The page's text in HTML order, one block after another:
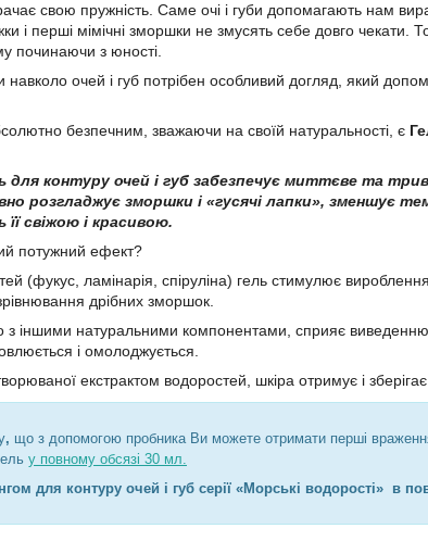
свою пружність. Саме очі і губи допомагають нам
і перші мімічні зморшки не змусять себе довго
починаючи з юності.
навколо очей і губ потрібен особливий догляд, який
безпечним, зважаючи на своїй натуральності, є
для контуру очей і губ забезпечує миттєве та
розгладжує зморшки і «гусячі лапки», зменшує
свіжою і красивою.
потужний ефект?
(фукус, ламінарія, спіруліна) гель стимулює
дрібних зморшок.
з іншими натуральними компонентами, сприяє
і омолоджується.
екстрактом водоростей, шкіра отримує і
, що з допомогою пробника Ви можете отримати перші
у повному обсязі 30 мл.
для контуру очей і губ серії «Морські водорості» в